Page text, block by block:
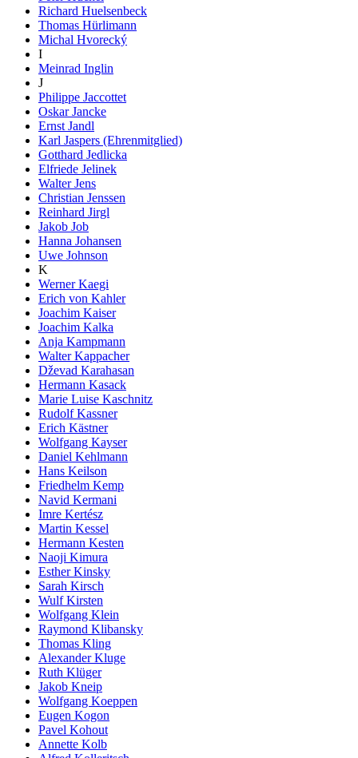
Richard Huelsenbeck
Thomas Hürlimann
Michal Hvorecký
I
Meinrad Inglin
J
Philippe Jaccottet
Oskar Jancke
Ernst Jandl
Karl Jaspers (Ehrenmitglied)
Gotthard Jedlicka
Elfriede Jelinek
Walter Jens
Christian Jenssen
Reinhard Jirgl
Jakob Job
Hanna Johansen
Uwe Johnson
K
Werner Kaegi
Erich von Kahler
Joachim Kaiser
Joachim Kalka
Anja Kampmann
Walter Kappacher
Dževad Karahasan
Hermann Kasack
Marie Luise Kaschnitz
Rudolf Kassner
Erich Kästner
Wolfgang Kayser
Daniel Kehlmann
Hans Keilson
Friedhelm Kemp
Navid Kermani
Imre Kertész
Martin Kessel
Hermann Kesten
Naoji Kimura
Esther Kinsky
Sarah Kirsch
Wulf Kirsten
Wolfgang Klein
Raymond Klibansky
Thomas Kling
Alexander Kluge
Ruth Klüger
Jakob Kneip
Wolfgang Koeppen
Eugen Kogon
Pavel Kohout
Annette Kolb